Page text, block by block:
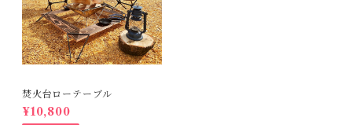
焚火台ローテーブル
¥10,800